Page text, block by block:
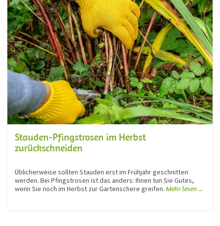
Stauden-Pfingstrosen im Herbst
zurückschneiden
Üblicherweise sollten Stauden erst im Frühjahr geschnitten
werden. Bei Pfingstrosen ist das anders: Ihnen tun Sie Gutes,
wenn Sie noch im Herbst zur Gartenschere greifen. Mehr lesen ...